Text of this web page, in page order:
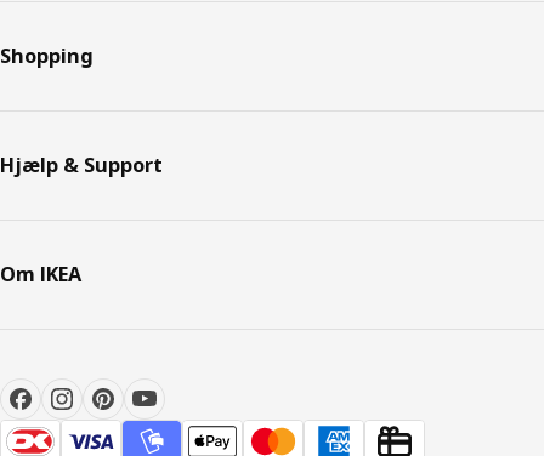
Shopping
Hjælp & Support
Om IKEA